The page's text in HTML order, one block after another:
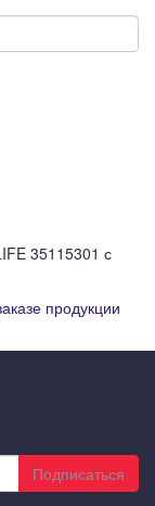
35115301 с
продукции
Подписаться